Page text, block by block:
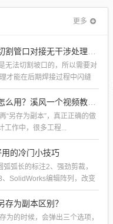
更多
无法切割坡口的，所以需要对
才能在后期焊接过程中闪缝
溪风...
“另存为副本”，真正正确的做
工作中，很多工程...
的冷门小技巧
弧长的标注2、强劲剪裁，
SolidWorks编辑阵列，改变
为副本区别？
为的时候，会弹出三个选项，